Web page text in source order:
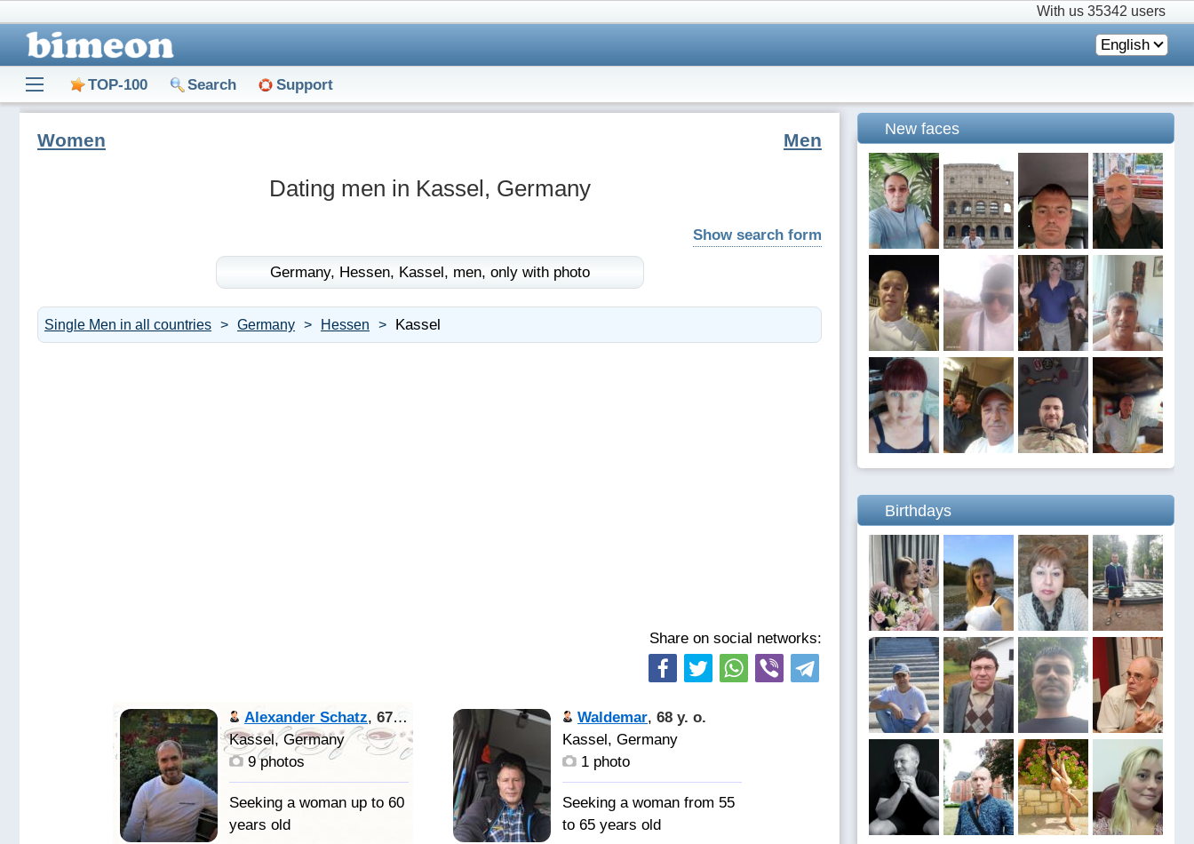
With us 35342 users
English
TOP-100 Search Support
Dating men in Kassel, Germany
Women Men
Show search form
Germany, Hessen, Kassel, men, only with photo
Single Men in all countries Germany Hessen Kassel
Share on social networks:
Alexander Schatz, 67 y. o.
Kassel, Germany
9 photos
Seeking a woman up to 60
years old
Waldemar, 68 y. o.
Kassel, Germany
1 photo
Seeking a woman from 55
to 65 years old
New faces
Birthdays